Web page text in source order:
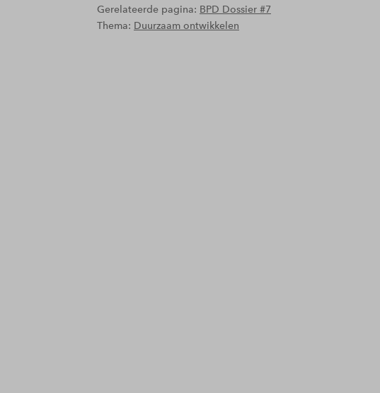
Gerelateerde pagina: BPD Dossier #7
Thema: Duurzaam ontwikkelen